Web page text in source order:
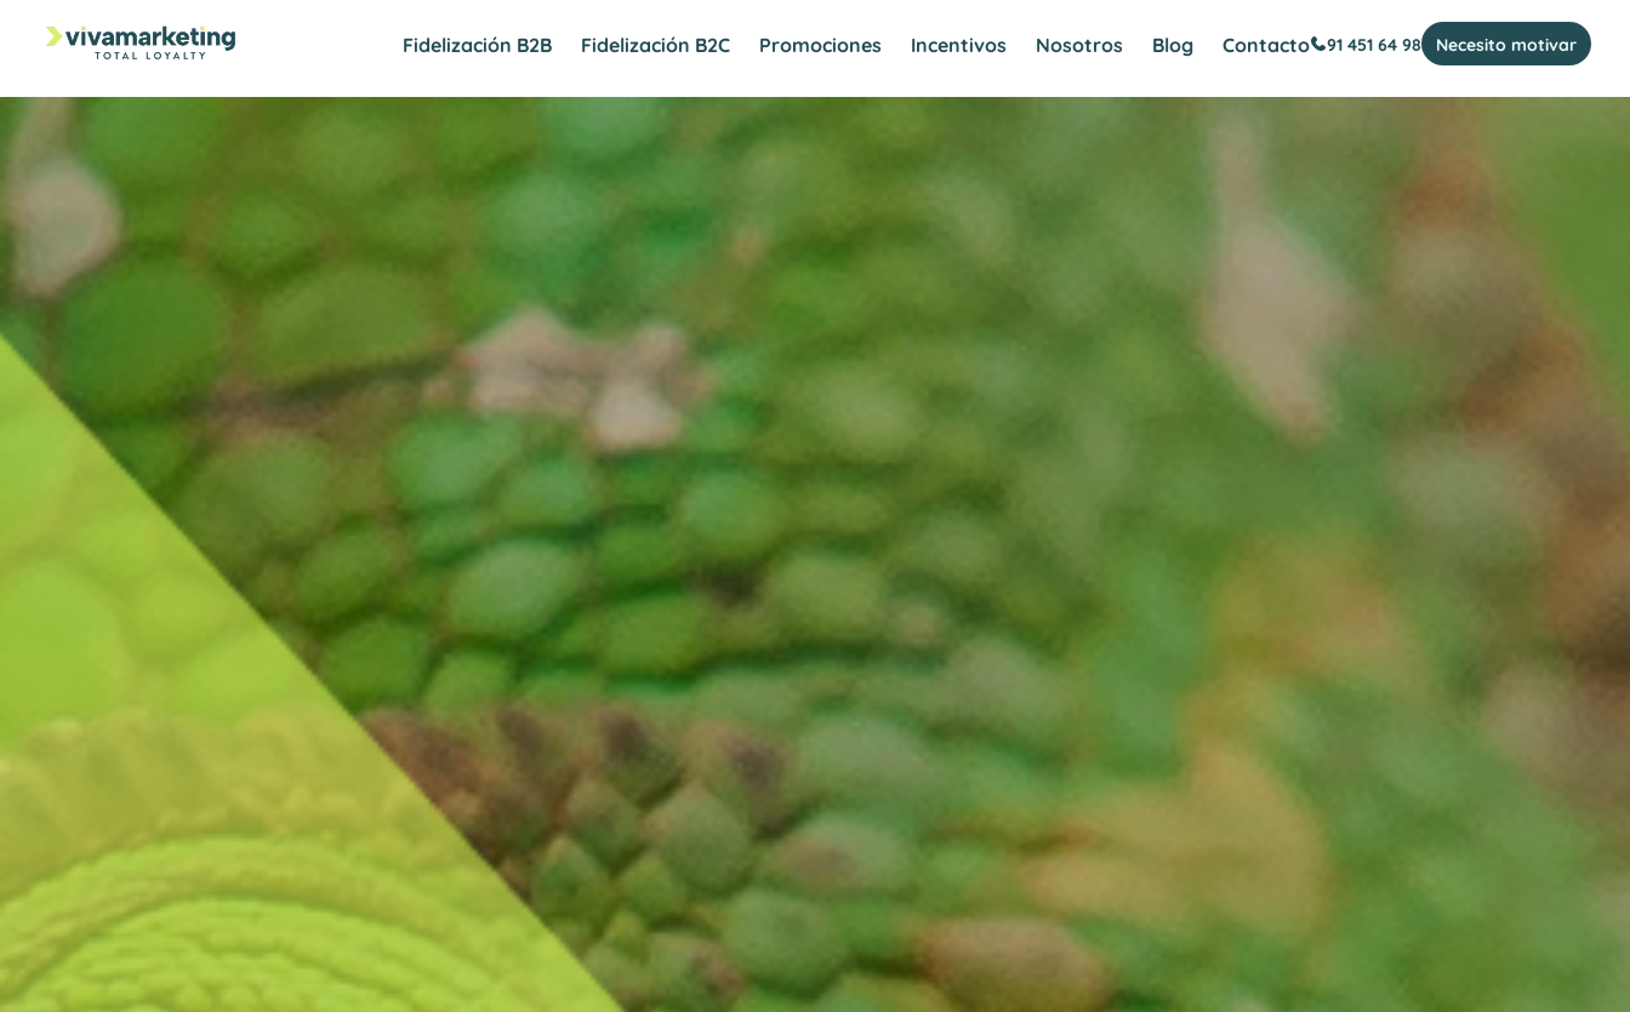
Fidelización B2B Fidelización B2C Promociones Incentivos Nosotros Blog Contacto 91 451 64 98 Necesito motivar